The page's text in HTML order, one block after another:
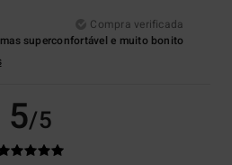
Compra verificada
superconfortável e muito bonito
5/5